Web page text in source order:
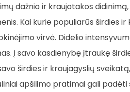
dažnio ir kraujotakos
Kai kurie populiarūs širdies ir
virvė. Didelio
Į savo kasdienybę įtraukę
širdies ir kraujagyslių
apšilimo pratimai gali